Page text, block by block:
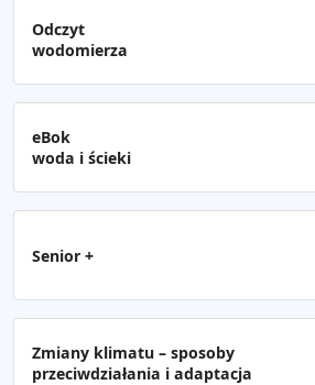
Odczyt
wodomierza
eBok
woda i ścieki
Senior +
Zmiany klimatu – sposoby
przeciwdziałania i adaptacja